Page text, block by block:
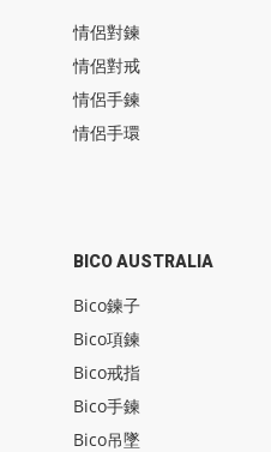
情侶對鍊
情侶對戒
情侶手鍊
情侶手環
BICO AUSTRALIA
Bico鍊子
Bico項鍊
Bico戒指
Bico手鍊
Bico吊墜